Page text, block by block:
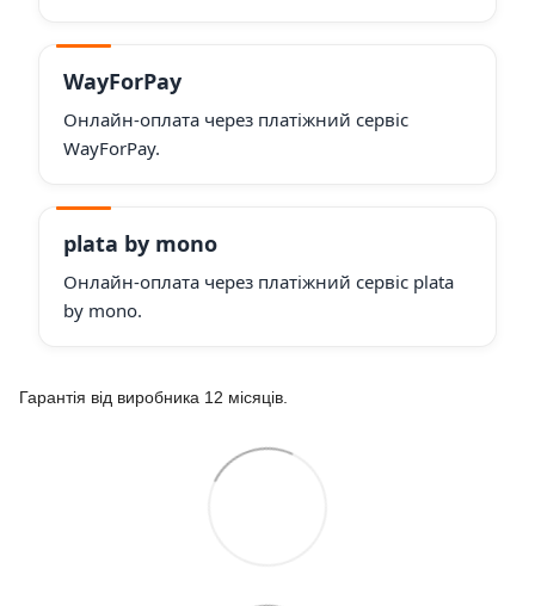
WayForPay
Онлайн-оплата через платіжний сервіс
WayForPay.
plata by mono
Онлайн-оплата через платіжний сервіс plata
by mono.
Гарантія від виробника 12 місяців.